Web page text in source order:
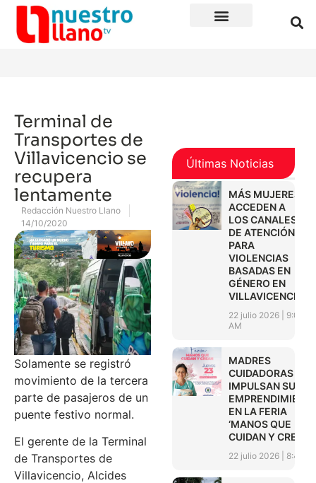
Terminal de
Transportes de
Villavicencio se
recupera
lentamente
Redacción Nuestro Llano
14/10/2020
Solamente se registró
movimiento de la tercera
parte de pasajeros de un
puente festivo normal.
El gerente de la Terminal
de Transportes de
Villavicencio, Alcides
Últimas Noticias
MÁS MUJERES
ACCEDEN A
LOS CANALES
DE ATENCIÓN
PARA
VIOLENCIAS
BASADAS EN
GÉNERO EN
VILLAVICENCIO
22 julio 2026
9:01
AM
MADRES
CUIDADORAS
IMPULSAN SUS
EN LA FERIA
‘MANOS QUE
CUIDAN Y CREAN’
22 julio 2026 8:45